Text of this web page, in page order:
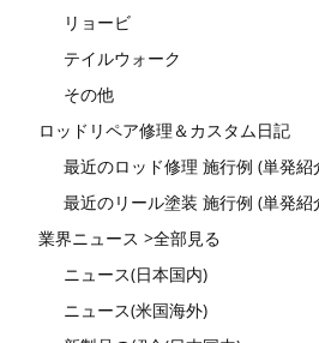
リョービ
テイルウォーク
その他
ロッドリペア修理＆カスタム日記
最近のロッド修理 施行例 (単発紹
最近のリール塗装 施行例 (単発紹
業界ニュース >全部見る
ニュース(日本国内)
ニュース(米国海外)